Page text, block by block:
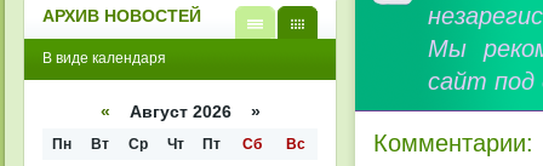
Мы
сайт под
Комментарии:
АРХИВ НОВОСТЕЙ
кален
списк
В виде календаря
« Август 2026 »
Пн Вт Ср Чт Пт Сб
Вс